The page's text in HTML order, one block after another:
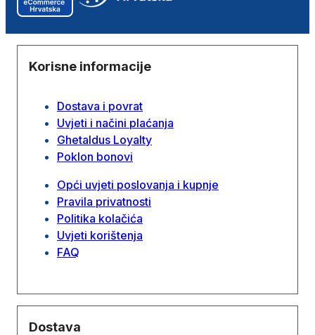
Korisne informacije
Dostava i povrat
Uvjeti i načini plaćanja
Ghetaldus Loyalty
Poklon bonovi
Opći uvjeti poslovanja i kupnje
Pravila privatnosti
Politika kolačića
Uvjeti korištenja
FAQ
Dostava